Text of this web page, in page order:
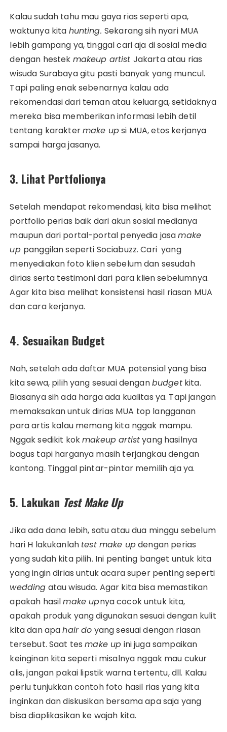
Kalau sudah tahu mau gaya rias seperti apa,
waktunya kita hunting. Sekarang sih nyari MUA
lebih gampang ya, tinggal cari aja di sosial media
dengan hestek makeup artist Jakarta atau rias
wisuda Surabaya gitu pasti banyak yang muncul.
Tapi paling enak sebenarnya kalau ada
rekomendasi dari teman atau keluarga, setidaknya
mereka bisa memberikan informasi lebih detil
tentang karaktermake upsi MUA, etos kerjanya
sampai harga jasanya.
3. Lihat Portfolionya
Setelah mendapat rekomendasi, kita bisa melihat
portfolio perias baik dari akun sosial medianya
maupun dari portal-portal penyedia jasamake
up panggilan seperti Sociabuzz. Cari yang
menyediakan foto klien sebelum dan sesudah
dirias serta testimoni dari para klien sebelumnya.
Agar kita bisa melihat konsistensi hasil riasan MUA
dan cara kerjanya.
4. Sesuaikan Budget
Nah, setelah ada daftar MUA potensial yang bisa
kita sewa, pilih yang sesuai denganbudgetkita.
Biasanya sih ada harga ada kualitas ya. Tapi jangan
memaksakan untuk dirias MUA top langganan
para artis kalau memang kita nggak mampu.
Nggak sedikit kokmakeup artistyang hasilnya
bagus tapi harganya masih terjangkau dengan
kantong. Tinggal pintar-pintar memilih aja ya.
5. Lakukan Test Make Up
Jika ada dana lebih, satu atau dua minggu sebelum
hari H lakukanlah test make updengan perias
yang sudah kita pilih. Ini penting banget untuk kita
yang ingin dirias untuk acara super penting seperti
wedding atau wisuda. Agar kita bisa memastikan
apakah hasilmake upnya cocok untuk kita,
apakah produk yang digunakan sesuai dengan kulit
kita dan apahair do yang sesuai dengan riasan
tersebut. Saat tesmake up ini juga sampaikan
keinginan kita seperti misalnya nggak mau cukur
alis, jangan pakai lipstik warna tertentu, dll. Kalau
perlu tunjukkan contoh foto hasil rias yang kita
inginkan dan diskusikan bersama apa saja yang
bisa diaplikasikan ke wajah kita.